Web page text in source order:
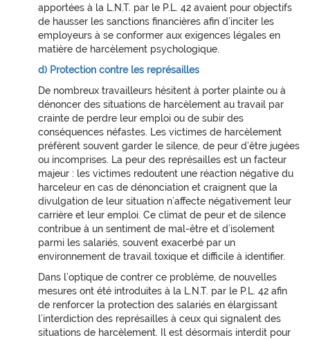
apportées à la L.N.T. par le P.L. 42 avaient pour objectifs
de hausser les sanctions financières afin d’inciter les
employeurs à se conformer aux exigences légales en
matière de harcèlement psychologique.
d) Protection contre les représailles
De nombreux travailleurs hésitent à porter plainte ou à
dénoncer des situations de harcèlement au travail par
crainte de perdre leur emploi ou de subir des
conséquences néfastes. Les victimes de harcèlement
préfèrent souvent garder le silence, de peur d’être jugées
ou incomprises. La peur des représailles est un facteur
majeur : les victimes redoutent une réaction négative du
harceleur en cas de dénonciation et craignent que la
divulgation de leur situation n’affecte négativement leur
carrière et leur emploi. Ce climat de peur et de silence
contribue à un sentiment de mal-être et d’isolement
parmi les salariés, souvent exacerbé par un
environnement de travail toxique et difficile à identifier.
Dans l’optique de contrer ce problème, de nouvelles
mesures ont été introduites à la L.N.T. par le P.L. 42 afin
de renforcer la protection des salariés en élargissant
l’interdiction des représailles à ceux qui signalent des
situations de harcèlement. Il est désormais interdit pour